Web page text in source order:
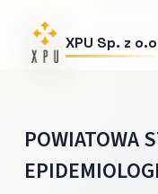
XPU Sp. z
POWIATOWA